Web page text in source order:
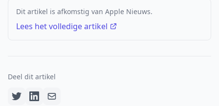
Dit artikel is afkomstig van Apple Nieuws.
Lees het volledige artikel
Deel dit artikel